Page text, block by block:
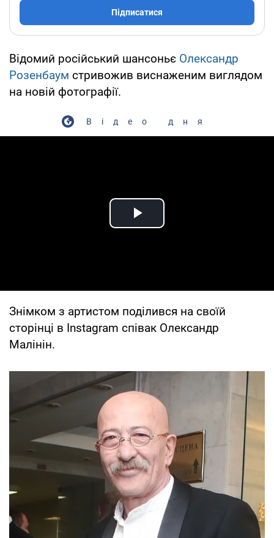
Підписатися
Відомий російський шансоньє Олександр
Розенбаум стривожив виснаженим виглядом
на новій фотографії.
Відео дня
Play Video
Знімком з артистом поділився на своїй
сторінці в Instagram співак Олександр
Малінін.